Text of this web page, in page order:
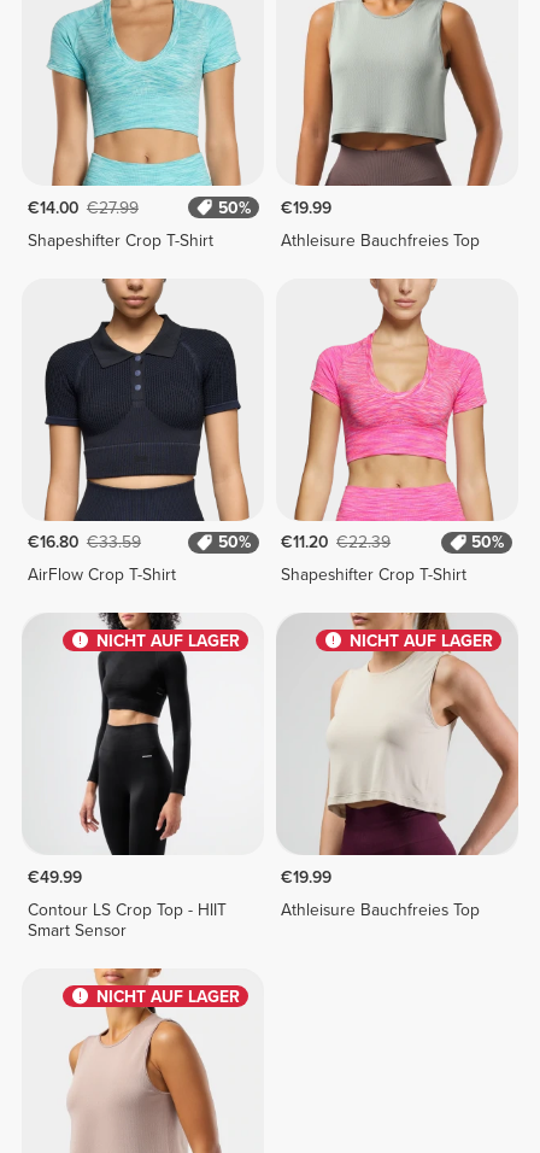
€14.00 €27.99
50%
Shapeshifter Crop T-Shirt
€19.99
Athleisure Bauchfreies Top
€16.80 €33.59
50%
AirFlow Crop T-Shirt
€11.20 €22.39
50%
Shapeshifter Crop T-Shirt
NICHT AUF LAGER
€49.99
Contour LS Crop Top - HIIT
Smart Sensor
NICHT AUF LAGER
€19.99
Athleisure Bauchfreies Top
NICHT AUF LAGER